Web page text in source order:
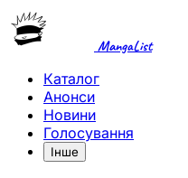
MangaList
Каталог
Анонси
Новини
Голосування
Інше